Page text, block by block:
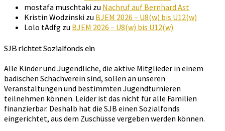
mostafa muschtaki zu Nachruf auf Bernhard Ast
Kristin Wodzinski zu BJEM 2026 – U8(w) bis U12(w)
Lolo tAdfg zu BJEM 2026 – U8(w) bis U12(w)
SJB richtet Sozialfonds ein
Alle Kinder und Jugendliche, die aktive Mitglieder in einem
badischen Schachverein sind, sollen an unseren
Veranstaltungen und bestimmten Jugendturnieren
teilnehmen können. Leider ist das nicht für alle Familien
finanzierbar. Deshalb hat die SJB einen Sozialfonds
eingerichtet, aus dem Zuschüsse vergeben werden können.